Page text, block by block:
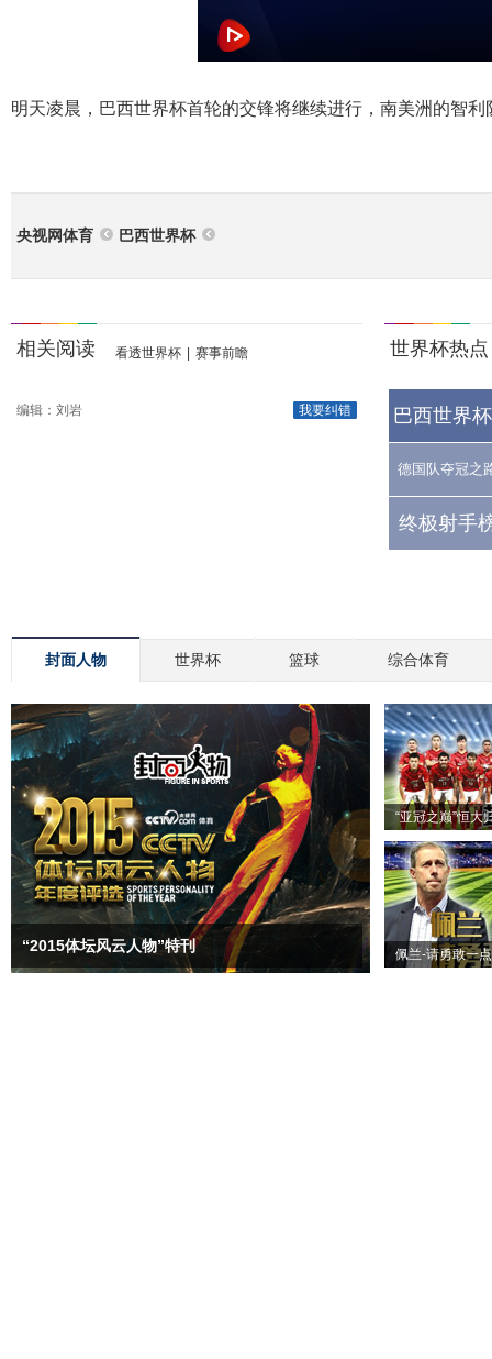
明天凌晨，巴西世界杯首轮的交锋将继续进行，南美洲的智
央视网体育 巴西世界杯
相关阅读 看透世界杯 赛事前瞻
我要纠错
编辑：刘岩
世界杯热点
巴西世界
德国队夺冠之
终极射手
封面人物 世界杯 篮球 综合体育
“2015体坛风云人物”特刊
“亚冠之巅”恒大
佩兰-请勇敢一点